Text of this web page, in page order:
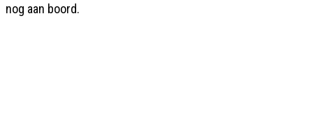
nog aan boord.